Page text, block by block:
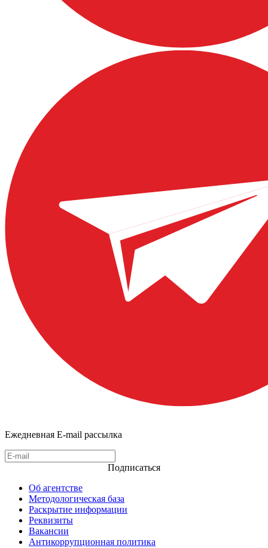
Ежедневная E-mail рассылка
Подписаться
Об агентстве
Методологическая база
Раскрытие информации
Реквизиты
Вакансии
Антикоррупционная политика